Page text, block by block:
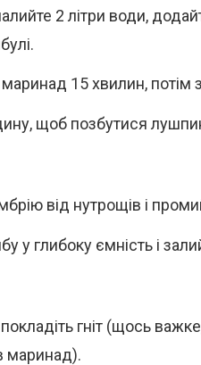
2 літри води,
маринад 15 хвилин,
щоб позбутися
від нутрощів і
у глибоку ємність і
гніт (щось
маринад).